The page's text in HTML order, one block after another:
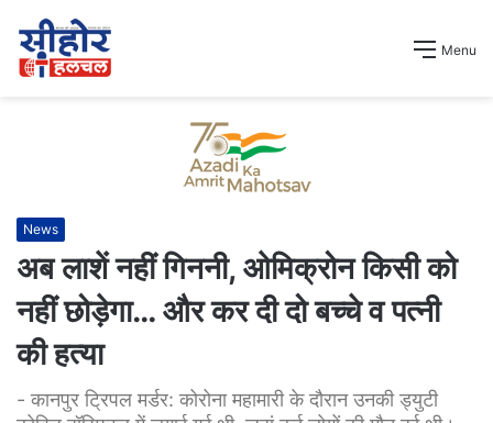
Menu
News
अब लाशें नहीं गिननी, ओमिक्रोन किसी को
नहीं छोड़ेगा… और कर दी दो बच्चे व पत्नी
की हत्या
- कानपुर ट्रिपल मर्डर: कोरोना महामारी के दौरान उनकी ड्युटी